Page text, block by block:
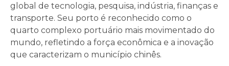
global de tecnologia, pesquisa, indústria, finanças e
transporte. Seu porto é reconhecido como o
quarto complexo portuário mais movimentado do
mundo, refletindo a força econômica e a inovação
que caracterizam o município chinês.